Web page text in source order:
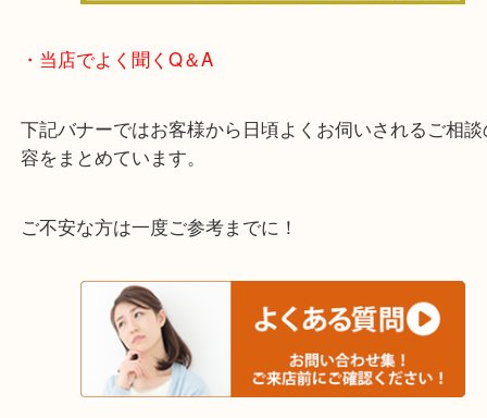
わからないことや事前に確認したいときはお問合せ
迎！